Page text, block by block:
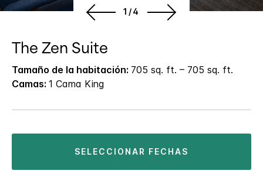
1/4
The Zen Suite
Tamaño de la habitación: 705 sq. ft. – 705 sq. ft.
Camas: 1 Cama King
SELECCIONAR FECHAS